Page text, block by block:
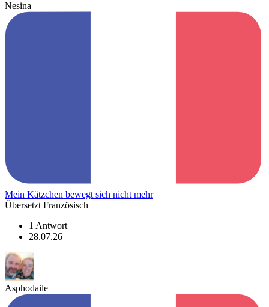
Nesina
Mein Kätzchen bewegt sich nicht mehr
Übersetzt Französisch
1 Antwort
28.07.26
Asphodaile